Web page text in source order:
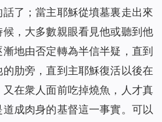
了；當主耶穌從墳墓裏走出來
，大多數親眼看見他或聽到他
地由否定轉為半信半疑，直到
肋旁，直到主耶穌復活以後在
在衆人面前吃掉燒魚，人才真
成肉身的基督這一事實。可以